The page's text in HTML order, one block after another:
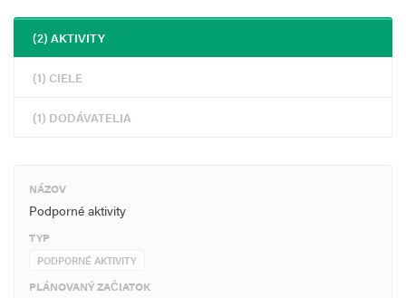
Výstupový MU:
– Počet osôb poskytujúcich sociálne alebo asistenčné služby: 5
Výsledkový MU:
(2) AKTIVITY
(1) CIELE
(1) DODÁVATELIA
NÁZOV
Podporné aktivity
TYP
PODPORNÉ AKTIVITY
PLÁNOVANÝ ZAČIATOK